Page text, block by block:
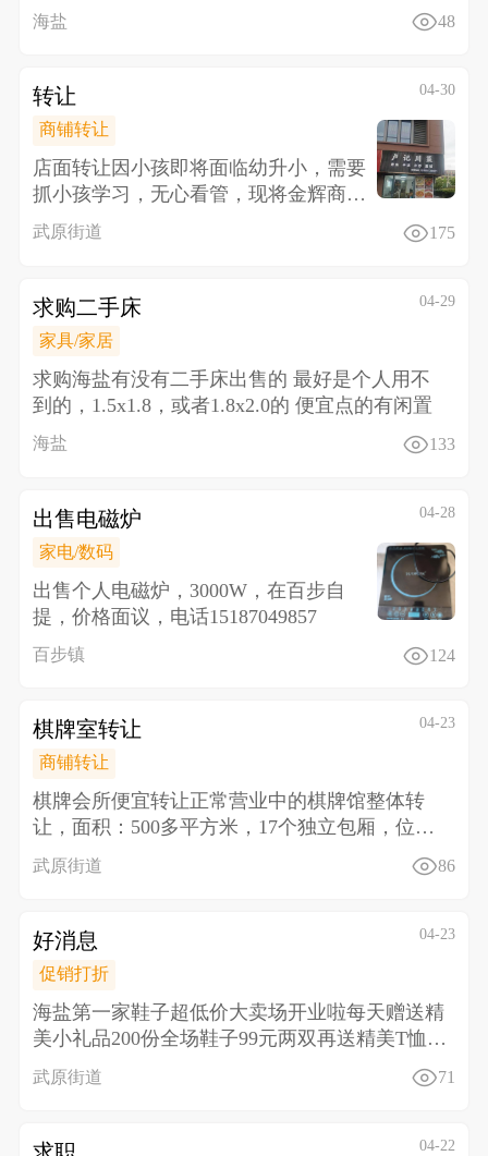
海盐 48
转让 04-30
商铺转让
店面转让 因小孩即将面临幼升小，需要
抓小孩学习，无心看管，现将金辉商业
中心门面转让，价格面议，设备
武原街道 175
求购二手床 04-29
家具/家居
求购海盐有没有二手床出售的 最好是个人用不
到的，1.5x1.8，或者1.8x2.0的 便宜点的有闲置
海盐 133
出售电磁炉 04-28
家电/数码
出售个人电磁炉，3000W，在百步自
提，价格面议，电话15187049857
百步镇 124
棋牌室转让 04-23
商铺转让
棋牌会所便宜转让正常营业中的棋牌馆整体转
让， 面积：500多平方米，17个独立包厢，位置
好，停车方
武原街道 86
好消息 04-23
促销打折
海盐第一家鞋子超低价大卖场开业啦 每天赠送精
美小礼品200份全场鞋子99元两双再送精美T恤一
件或洗
武原街道 71
04-22